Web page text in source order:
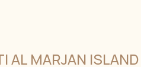
AL MARJAN ISLAND